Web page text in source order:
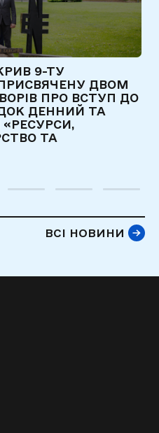
9-ТУ
ДВОМ
ПРО ВСТУП ДО
ДЕННИЙ ТА
«РЕСУРСИ,
ТА
ВСІ НОВИНИ